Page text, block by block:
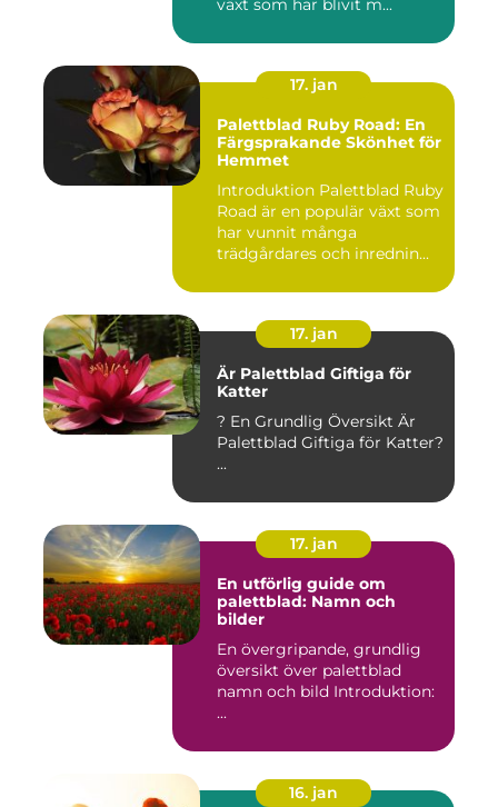
växt som har blivit m...
17. jan
Palettblad Ruby Road: En
Färgsprakande Skönhet för
Hemmet
Introduktion Palettblad Ruby
Road är en populär växt som
har vunnit många
trädgårdares och inrednin...
17. jan
Är Palettblad Giftiga för
Katter
? En Grundlig Översikt Är
Palettblad Giftiga för Katter?
...
17. jan
En utförlig guide om
palettblad: Namn och
bilder
En övergripande, grundlig
översikt över palettblad
namn och bild Introduktion:
...
16. jan